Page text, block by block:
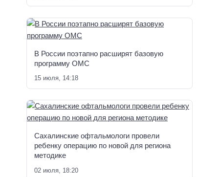
В России поэтапно расширят базовую
программу ОМС
15 июля, 14:18
Сахалинские офтальмологи провели
ребенку операцию по новой для региона
методике
02 июля, 18:20